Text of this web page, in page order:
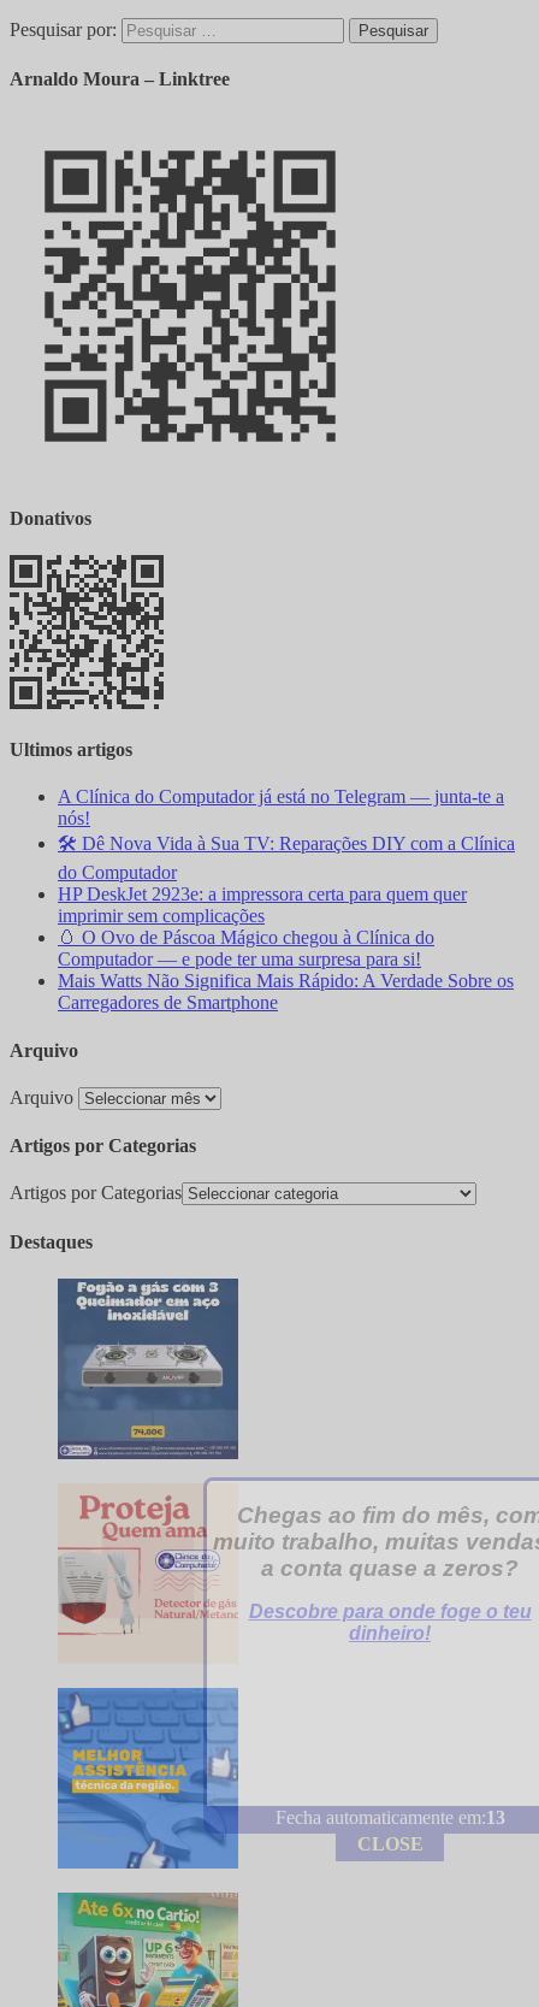
Pesquisar por:
Arnaldo Moura – Linktree
Donativos
Ultimos artigos
A Clínica do Computador já está no Telegram — junta-te a
nós!
🛠️ Dê Nova Vida à Sua TV: Reparações DIY com a Clínica
do Computador
HP DeskJet 2923e: a impressora certa para quem quer
imprimir sem complicações
🥚 O Ovo de Páscoa Mágico chegou à Clínica do
Computador — e pode ter uma surpresa para si!
Mais Watts Não Significa Mais Rápido: A Verdade Sobre os
Carregadores de Smartphone
Arquivo
Arquivo
Artigos por Categorias
Artigos por Categorias
Destaques
Fecha automaticamente em:12
Chegas ao fim do mês,
muito trabalho, muitas
a conta quase a zeros?
Descobre para onde foge o teu
dinheiro!
CLOSE